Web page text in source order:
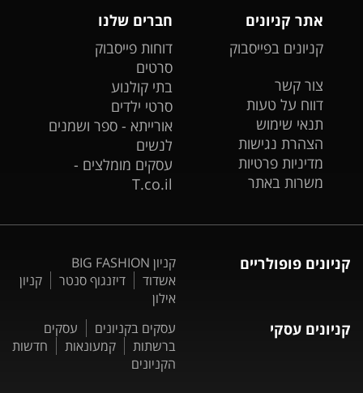
אתר קניונים
קניונים בפייסבוק
צור קשר
דווח על טעות
תנאי שימוש
הצהרת נגישות
מדיניות פרטיות
משרות באתר
חברים שלנו
דוחות פייסבוק
סרטים
בתי קולנוע
סרטי ילדים
אורייתא - ספר ושמנים
לנשים
עסקים מומלצים -
T.co.il
קניונים פופולריים
קניון BIG FASHION
אשדוד
דיזנגוף סנטר
קניון
אילון
קניונים עסקי עסקים בקניונים
עסקים
ברשתות
קמעונאות
חדשות
הקניונים